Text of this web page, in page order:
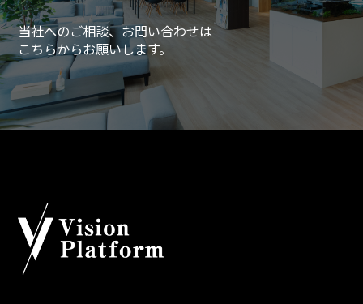
当社へのご相談、お問い合わせは
こちらからお願いします。